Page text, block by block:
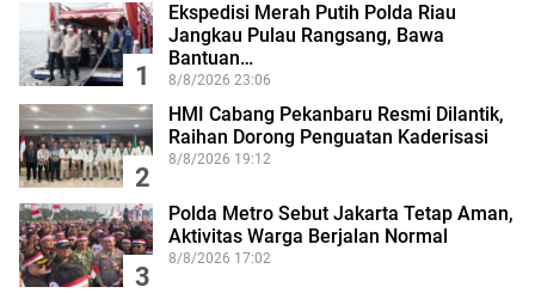
1
Ekspedisi Merah Putih Polda Riau
Jangkau Pulau Rangsang, Bawa
Bantuan…
8/8/2026 23:06
2
HMI Cabang Pekanbaru Resmi Dilantik,
Raihan Dorong Penguatan Kaderisasi
8/8/2026 19:12
3
Polda Metro Sebut Jakarta Tetap Aman,
Aktivitas Warga Berjalan Normal
8/8/2026 17:02